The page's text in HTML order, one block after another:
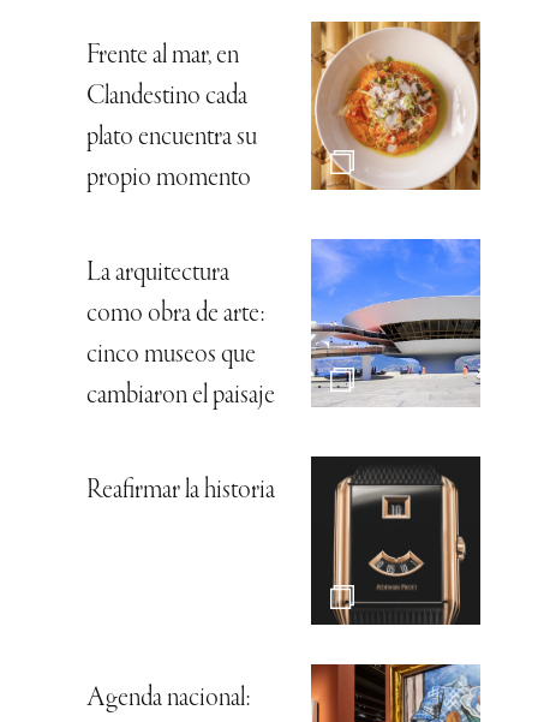
Frente al mar, en
Clandestino cada
plato encuentra su
propio momento
La arquitectura
como obra de arte:
cinco museos que
cambiaron el paisaje
Reafirmar la historia
Agenda nacional: